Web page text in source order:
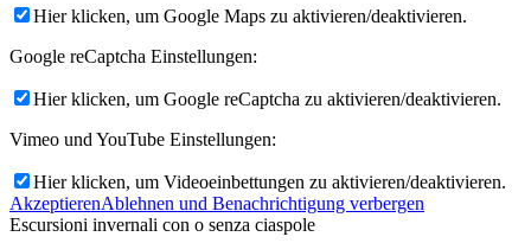
Hier klicken, um Google Maps zu aktivieren/deaktivieren.
Google reCaptcha Einstellungen:
Hier klicken, um Google reCaptcha zu aktivieren/deaktivieren.
Vimeo und YouTube Einstellungen:
Hier klicken, um Videoeinbettungen zu aktivieren/deaktivieren.
AkzeptierenAblehnen und Benachrichtigung verbergen
Escursioni invernali con o senza ciaspole